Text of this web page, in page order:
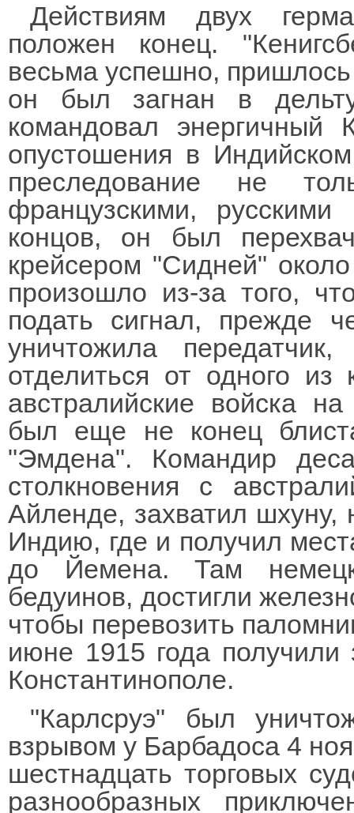
Действиям двух
положен конец.
весьма успешно, пришлось
он был загнан в
командовал
опустошения в
преследование не
французскими,
концов, он был
крейсером "Сидней"
произошло из-за того,
подать сигнал, прежде
уничтожила
отделиться от одного из
австралийские войска
был еще не конец
"Эмдена". Командир
столкновения с
Айленде, захватил
Индию, где и получил
до Йемена. Там
бедуинов, достигли
чтобы перевозить
июне 1915 года
Константинополе.
"Карлсруэ" был
взрывом у Барбадоса 4
шестнадцать торговых
разнообразных